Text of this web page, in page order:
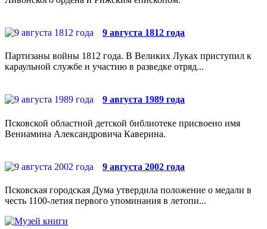
9 августа 1812 года
Партизаны войны 1812 года. В Великих Луках приступил к
караульной службе и участию в разведке отряд...
9 августа 1989 года
Псковской областной детской библиотеке присвоено имя
Вениамина Александровича Каверина.
9 августа 2002 года
Псковская городская Дума утвердила положение о медали в
честь 1100-летия первого упоминания в летопи...